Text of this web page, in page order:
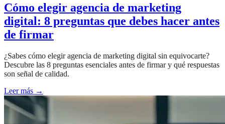
Cómo elegir agencia de marketing
digital: 8 preguntas que debes hacer antes
de firmar
¿Sabes cómo elegir agencia de marketing digital sin equivocarte?
Descubre las 8 preguntas esenciales antes de firmar y qué respuestas
son señal de calidad.
Leer más →